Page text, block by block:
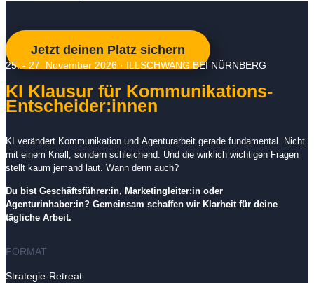
Jetzt deinen Platz sichern
25. - 27. November 2026 · ILLSCHWANG BEI NÜRNBERG
KI Klausur für Kommunikations-
Entscheider:innen
KI verändert Kommunikation und Agenturarbeit gerade fundamental. Nicht
mit einem Knall, sondern schleichend. Und die wirklich wichtigen Fragen
stellt kaum jemand laut. Wann denn auch?
Du bist Geschäftsführer:in, Marketingleiter:in oder
Agenturinhaber:in? Gemeinsam schaffen wir Klarheit für deine
tägliche Arbeit.
FORMAT
Strategie-Retreat